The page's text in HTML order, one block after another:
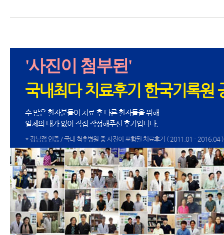
'사진이 첨부된'
국내최다 치료후기 한국기록원
수 많은 환자분들이 치료 후 다른 환자들을 위해
일체의 대가 없이 직접 작성해주신 후기입니다.
* 강남점 인증 / 국내 척추병원 중 사진이 포함된 치료후기 ( 2011.01 - 2016.04 )